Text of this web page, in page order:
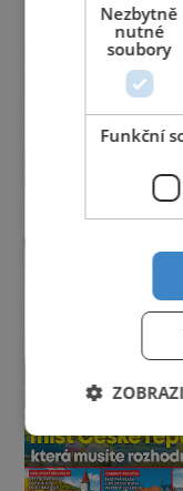
Nezbytně
nutné
soubory
Funkční